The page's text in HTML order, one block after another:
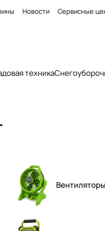
Новости Сервисные
техника
Вентиляторы